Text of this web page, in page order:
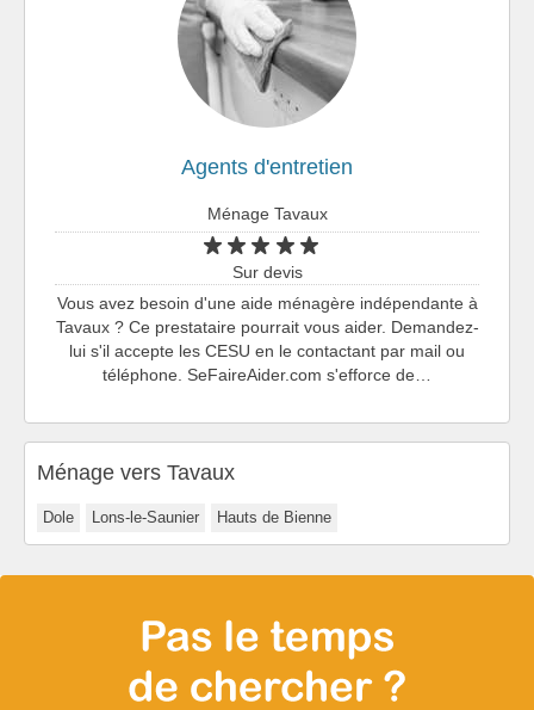
Agents d'entretien
Ménage Tavaux
Sur devis
Vous avez besoin d'une aide ménagère indépendante à
Tavaux ? Ce prestataire pourrait vous aider. Demandez-
lui s'il accepte les CESU en le contactant par mail ou
téléphone. SeFaireAider.com s'efforce de…
Ménage vers Tavaux
Dole Lons-le-Saunier Hauts de Bienne